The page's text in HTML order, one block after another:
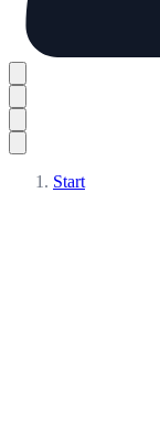
Start